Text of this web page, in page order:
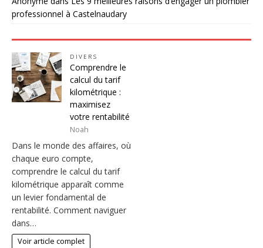
professionnel à Castelnaudary
DIVERS
Comprendre le
calcul du tarif
kilométrique :
maximisez
votre rentabilité
Noah
Dans le monde des affaires, où
chaque euro compte,
comprendre le calcul du tarif
kilométrique apparaît comme
un levier fondamental de
rentabilité. Comment naviguer
dans…
Voir article complet